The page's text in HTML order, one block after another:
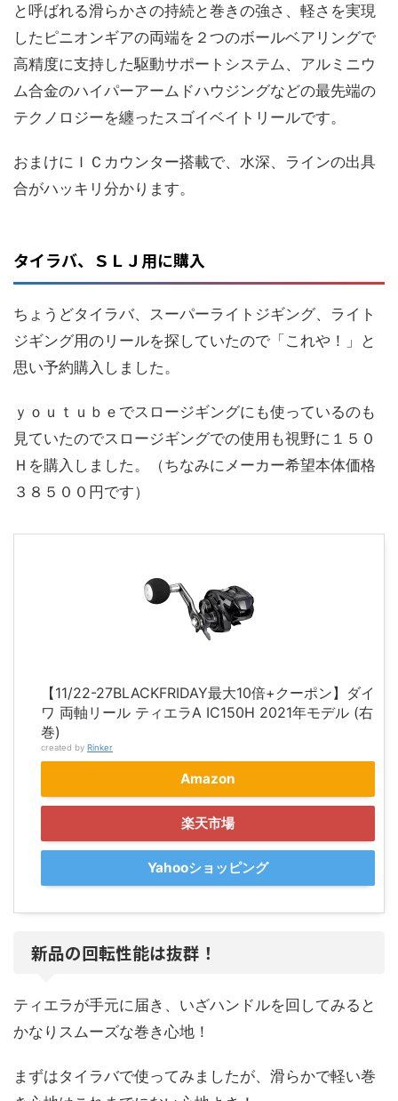
と呼ばれる滑らかさの持続と巻きの強さ、軽さを実現
したピニオンギアの両端を２つのボールベアリングで
高精度に支持した駆動サポートシステム、アルミニウ
ム合金のハイパーアームドハウジングなどの最先端の
テクノロジーを纏ったスゴイベイトリールです。
おまけにＩＣカウンター搭載で、水深、ラインの出具
合がハッキリ分かります。
タイラバ、ＳＬＪ用に購入
ちょうどタイラバ、スーパーライトジギング、ライト
ジギング用のリールを探していたので「これや！」と
思い予約購入しました。
ｙｏｕｔｕｂｅでスロージギングにも使っているのも
見ていたのでスロージギングでの使用も視野に１５０
Ｈを購入しました。（ちなみにメーカー希望本体価格
３８５００円です）
【11/22-27BLACKFRIDAY最大10倍+クーポン】ダイ
ワ 両軸リール ティエラA IC150H 2021年モデル (右
巻)
created by Rinker
Amazon
楽天市場
Yahooショッピング
新品の回転性能は抜群！
ティエラが手元に届き、いざハンドルを回してみると
かなりスムーズな巻き心地！
まずはタイラバで使ってみましたが、滑らかで軽い巻